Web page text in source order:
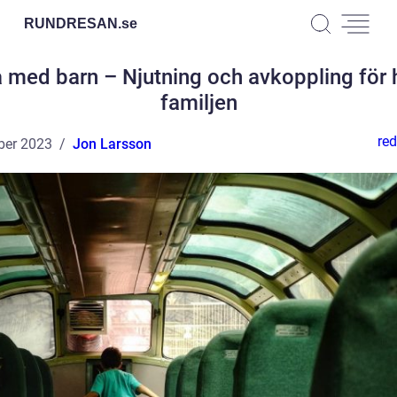
RUNDRESAN.se
med barn – Njutning och avkoppling för
familjen
2023 Jon Larsson